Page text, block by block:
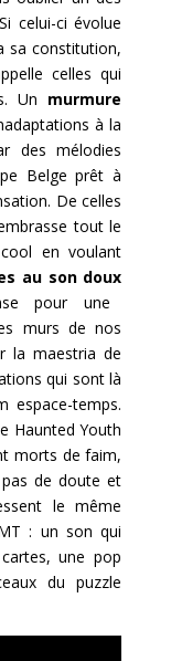
celui-ci évolue
sa constitution,
celles qui
Un murmure
à la
des mélodies
Belge prêt à
De celles
tout le
en voulant
au son doux
pour une
murs de nos
la maestria de
qui sont là
espace-temps.
Haunted Youth
morts de faim,
pas de doute et
le même
: un son qui
une pop
du puzzle